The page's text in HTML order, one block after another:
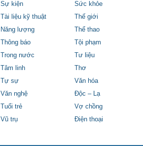
Sự kiện
Sức khỏe
Tài liệu kỹ thuật
Thế giới
Năng lượng
Thể thao
Thông báo
Tội phạm
Trong nước
Tư liệu
Tâm linh
Thơ
Tự sự
Văn hóa
Văn nghệ
Độc – Lạ
Tuổi trẻ
Vợ chồng
Vũ trụ Điện thoại